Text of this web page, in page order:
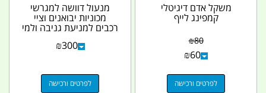
משקל אדם דיגיטלי
קמפינג לייף
₪80
₪60
לפרטים ורכישה
מנעול דוושה למגרשי
מכוניות יבואנים וציי
רכבים למניעת גניבה ולמי
₪300
לפרטים ורכישה